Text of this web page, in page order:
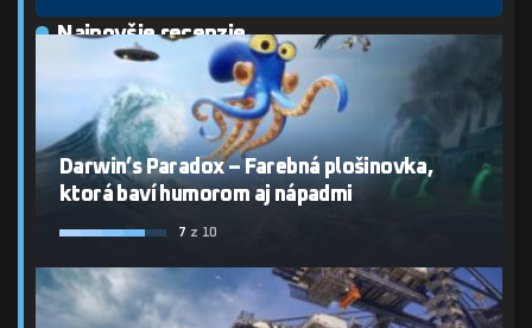
Najnovšie recenzie
Darwin’s Paradox – Farebná plošinovka,
ktorá baví humorom aj nápadmi
7 z 10